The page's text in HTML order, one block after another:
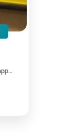
Typeplaten met keuringslabels op apparatuur